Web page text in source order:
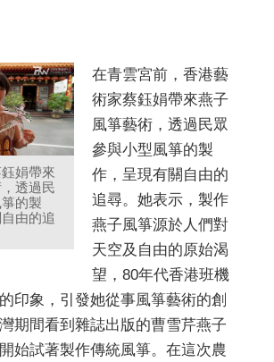
娟帶來
透過民
的製
由的追
在青雲宮前，香港藝
術家蔡鈺娟帶來燕子
風箏藝術，透過民眾
參與小型風箏的製
作，呈現有關自由的
追尋。她表示，製作
燕子風箏源於人們對
天空及自由的原始渴
望，80年代香港班機
印象，引發她從事風箏藝術的創
期間看到雜誌出版的曹雪芹燕子
始試著製作傳統風箏。在這次農